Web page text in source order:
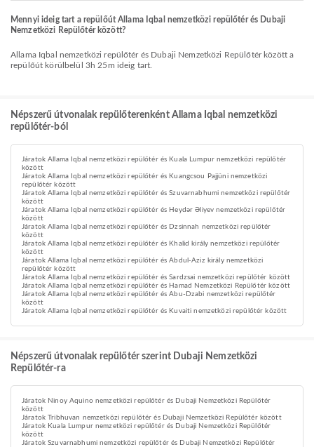
Mennyi ideig tart a repülőút Allama Iqbal nemzetközi repülőtér és Dubaji
Nemzetközi Repülőtér között?
Allama Iqbal nemzetközi repülőtér és Dubaji Nemzetközi Repülőtér között a
repülőút körülbelül 3h 25m ideig tart.
Népszerű útvonalak repülőterenként Allama Iqbal nemzetközi
repülőtér-ból
Járatok Allama Iqbal nemzetközi repülőtér és Kuala Lumpur nemzetközi repülőtér
között
Járatok Allama Iqbal nemzetközi repülőtér és Kuangcsou Pajjüni nemzetközi
repülőtér között
Járatok Allama Iqbal nemzetközi repülőtér és Szuvarnabhumi nemzetközi repülőtér
között
Járatok Allama Iqbal nemzetközi repülőtér és Heydər Əliyev nemzetközi repülőtér
között
Járatok Allama Iqbal nemzetközi repülőtér és Dzsinnah nemzetközi repülőtér
között
Járatok Allama Iqbal nemzetközi repülőtér és Khalid király nemzetközi repülőtér
között
Járatok Allama Iqbal nemzetközi repülőtér és Abdul-Aziz király nemzetközi
repülőtér között
Járatok Allama Iqbal nemzetközi repülőtér és Sardzsai nemzetközi repülőtér között
Járatok Allama Iqbal nemzetközi repülőtér és Hamad Nemzetközi Repülőtér között
Járatok Allama Iqbal nemzetközi repülőtér és Abu-Dzabi nemzetközi repülőtér
között
Járatok Allama Iqbal nemzetközi repülőtér és Kuvaiti nemzetközi repülőtér között
Népszerű útvonalak repülőtér szerint Dubaji Nemzetközi
Repülőtér-ra
Járatok Ninoy Aquino nemzetközi repülőtér és Dubaji Nemzetközi Repülőtér
között
Járatok Tribhuvan nemzetközi repülőtér és Dubaji Nemzetközi Repülőtér között
Járatok Kuala Lumpur nemzetközi repülőtér és Dubaji Nemzetközi Repülőtér
között
Járatok Szuvarnabhumi nemzetközi repülőtér és Dubaji Nemzetközi Repülőtér